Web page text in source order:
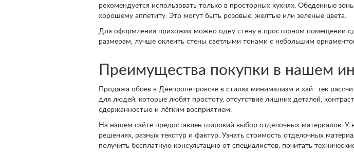
рекомендуется использовать только в просторных кухнях. Обеденные
хорошему аппетиту. Это могут быть розовые, желтые или зеленые цвета.
Для оформления прихожих можно одну стену в просторном помещении
размерам, лучше оклеить стены светлыми тонами с небольшим
Преимущества покупки в нашем
Продажа обоев в Днепропетровске в стилях минимализм и хай- тек
для людей, которые любят простоту, отсутствие лишних деталей,
сдержанностью и лёгким восприятием.
На нашем сайте предоставлен широкий выбор отделочных материалов. У
решениях, разных текстур и фактур. Узнать стоимость отделочных
получить бесплатную консультацию от специалистов, почитать